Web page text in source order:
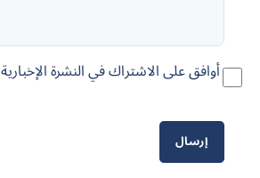
أوافق على الاشتراك في النشرة الإخبارية